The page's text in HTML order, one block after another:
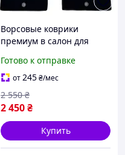
Ворсовые коврики
премиум в салон для
ухом между сидениями /
Рено Трафик коврики
Готово к отправке
от245₴/мес
2 450₴
2 550 ₴
Купить